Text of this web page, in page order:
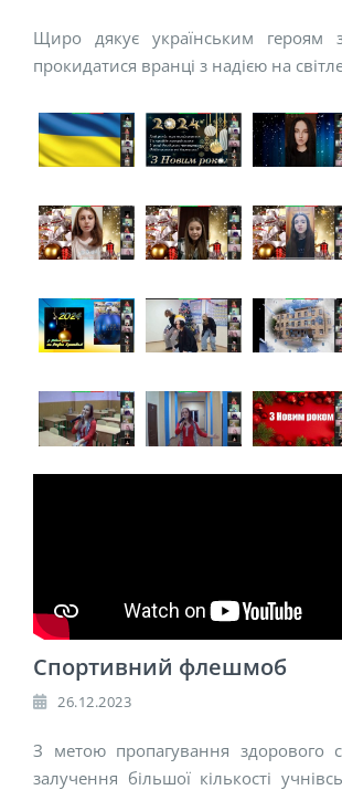
Щиро дякує українським героям
прокидатися вранці з надією на
Спортивний флешмоб
26.12.2023
З метою пропагування здорового
залучення більшої кількості